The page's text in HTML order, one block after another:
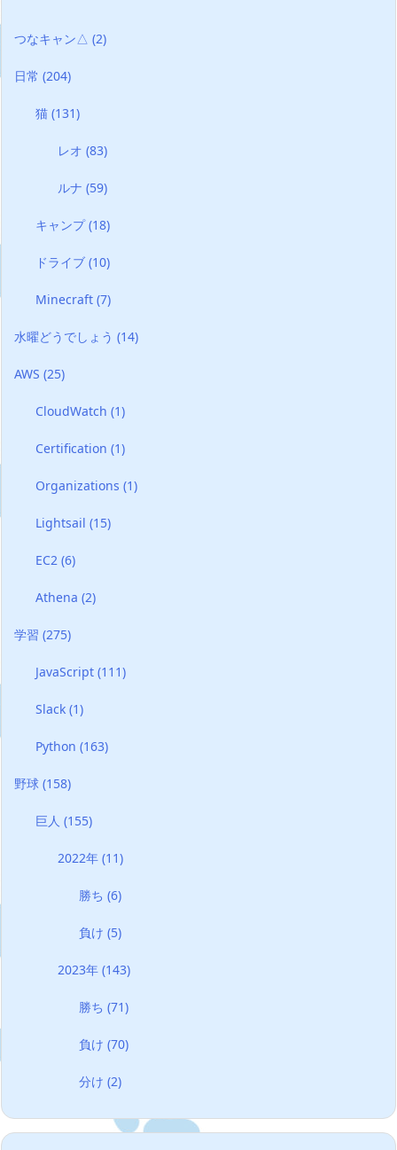
つなキャン△ (2)
日常 (204)
猫(131)
レオ (83)
ルナ (59)
キャンプ(18)
ドライブ(10)
Minecraft(7)
水曜どうでしょう (14)
AWS (25)
CloudWatch(1)
Certification(1)
Organizations(1)
Lightsail(15)
EC2(6)
Athena(2)
学習 (275)
JavaScript(111)
Slack(1)
Python(163)
野球 (158)
巨人(155)
2022年 (11)
勝ち(6)
負け(5)
2023年 (143)
勝ち(71)
負け(70)
分け(2)